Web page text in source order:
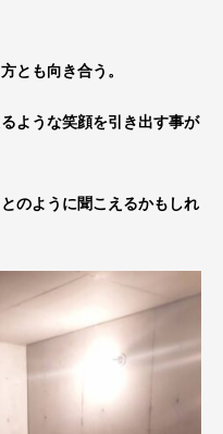
とも向き合う。
ような笑顔を引き出す事が
のように聞こえるかもしれ